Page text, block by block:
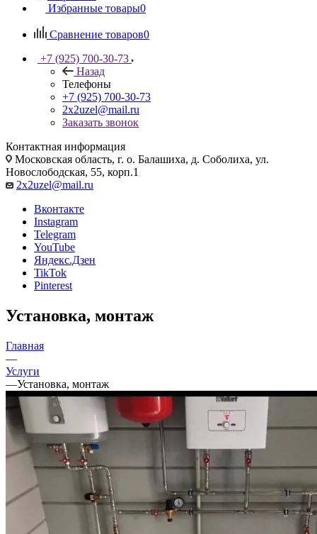
Избранные товары0
Сравнение товаров0
+7 (925) 700-30-73
Назад
Телефоны
+7 (925) 700-30-73
2x2uzel@mail.ru
Заказать звонок
Контактная информация
Московская область, г. о. Балашиха, д. Соболиха, ул.
Новослободская, 55, корп.1
2x2uzel@mail.ru
Вконтакте
Instagram
Telegram
YouTube
Яндекс.Дзен
TikTok
Pinterest
Установка, монтаж
Главная
—
Услуги
—Установка, монтаж